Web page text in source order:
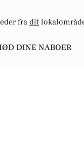
fra dit
DINE NABOER